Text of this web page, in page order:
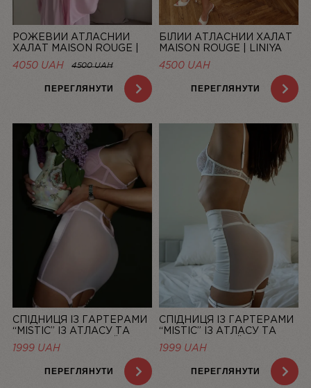
РОЖЕВИЙ АТЛАСНИЙ
ХАЛАТ MAISON ROUGE |
LINIYA
4050 UAH 4500 UAH
ПЕРЕГЛЯНУТИ
БІЛИЙ АТЛАСНИЙ ХАЛАТ
MAISON ROUGE | LINIYA
4500 UAH
ПЕРЕГЛЯНУТИ
СПІДНИЦЯ ІЗ ГАРТЕРАМИ
“MISTIC” ІЗ АТЛАСУ ТА
СІТОЧКИ, РОЖЕВИЙ —
LINIYA
1999 UAH
ПЕРЕГЛЯНУТИ
СПІДНИЦЯ ІЗ ГАРТЕРАМИ
“MISTIC” ІЗ АТЛАСУ ТА
СІТОЧКИ, БІЛИЙ — LINIYA
1999 UAH
ПЕРЕГЛЯНУТИ